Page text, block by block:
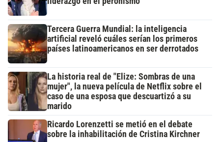
Tercera Guerra Mundial: la inteligencia
artificial reveló cuáles serían los primeros
países latinoamericanos en ser derrotados
La historia real de "Elize: Sombras de una
mujer", la nueva película de Netflix sobre el
caso de una esposa que descuartizó a su
marido
Ricardo Lorenzetti se metió en el debate
sobre la inhabilitación de Cristina Kirchner